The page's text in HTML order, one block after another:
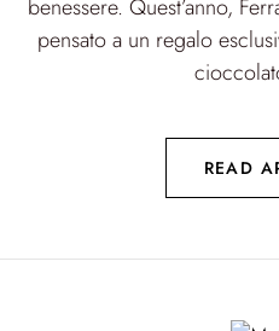
benessere. Quest’anno,
pensato a un regalo
READ